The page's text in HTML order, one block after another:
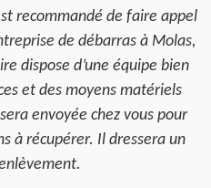
recommandé de faire appel
de débarras à Molas,
dispose d’une équipe bien
et des moyens matériels
envoyée chez vous pour
à récupérer. Il dressera un